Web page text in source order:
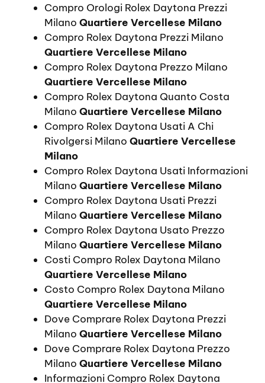
Compro Orologi Rolex Daytona Prezzi
Milano Quartiere Vercellese Milano
Compro Rolex Daytona Prezzi Milano
Quartiere Vercellese Milano
Compro Rolex Daytona Prezzo Milano
Quartiere Vercellese Milano
Compro Rolex Daytona Quanto Costa
Milano Quartiere Vercellese Milano
Compro Rolex Daytona Usati A Chi
Rivolgersi Milano Quartiere Vercellese
Milano
Compro Rolex Daytona Usati Informazioni
Milano Quartiere Vercellese Milano
Compro Rolex Daytona Usati Prezzi
Milano Quartiere Vercellese Milano
Compro Rolex Daytona Usato Prezzo
Milano Quartiere Vercellese Milano
Costi Compro Rolex Daytona Milano
Quartiere Vercellese Milano
Costo Compro Rolex Daytona Milano
Quartiere Vercellese Milano
Dove Comprare Rolex Daytona Prezzi
Milano Quartiere Vercellese Milano
Dove Comprare Rolex Daytona Prezzo
Milano Quartiere Vercellese Milano
Informazioni Compro Rolex Daytona